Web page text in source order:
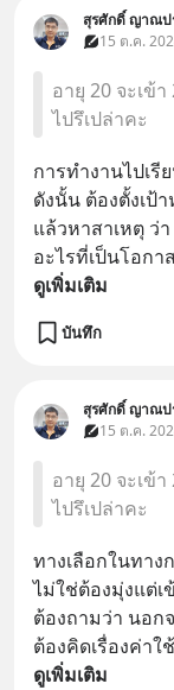
สุรศักดิ์ ญาณป
15 ต.ค.
อายุ 20 จะเข้
ไปรึเปล่าคะ
การทำงานไปเรี
ดังนั้น ต้องตั้งเป้
แล้วหาสาเหตุ ว่
อะไรที่เป็นโอกา
ดูเพิ่มเติม
บันทึก
สุรศักดิ์ ญาณป
15 ต.ค.
อายุ 20 จะเข้
ไปรึเปล่าคะ
ทางเลือกในทา
ไม่ใช่ต้องมุ่งแต่
ต้องถามว่า นอก
ต้องคิดเรื่องค่า
ดูเพิ่มเติม